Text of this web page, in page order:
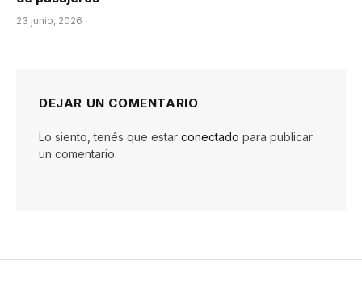
23 junio, 2026
DEJAR UN COMENTARIO
Lo siento, tenés que estar conectado para publicar
un comentario.